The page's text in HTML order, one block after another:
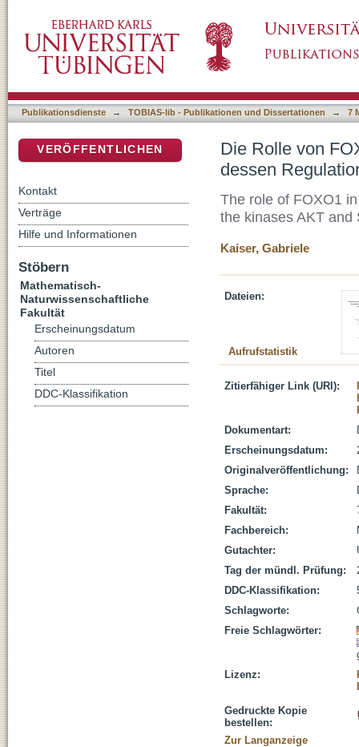
Kinasen AKT und SGK1
Publikationsdienste → TOBIAS-lib - Publikationen und Dissertationen → 7
Die Rolle von
dessen
The role of FOXO1
the kinases AKT and
Kaiser, Gabriele
Dateien:
Aufrufstatistik
Zitierfähiger Link (URI):
Dokumentart:
Erscheinungsdatum:
Originalveröffentlichung:
Sprache:
Fakultät:
Fachbereich:
Gutachter:
Tag der mündl. Prüfung:
DDC-Klassifikation:
Schlagworte:
Freie Schlagwörter:
Lizenz:
Gedruckte Kopie
bestellen:
Zur Langanzeige
VERÖFFENTLICHEN
Kontakt
Verträge
Hilfe und Informationen
Stöbern
Mathematisch-
Naturwissenschaftliche
Fakultät
Erscheinungsdatum
Autoren
Titel
DDC-Klassifikation